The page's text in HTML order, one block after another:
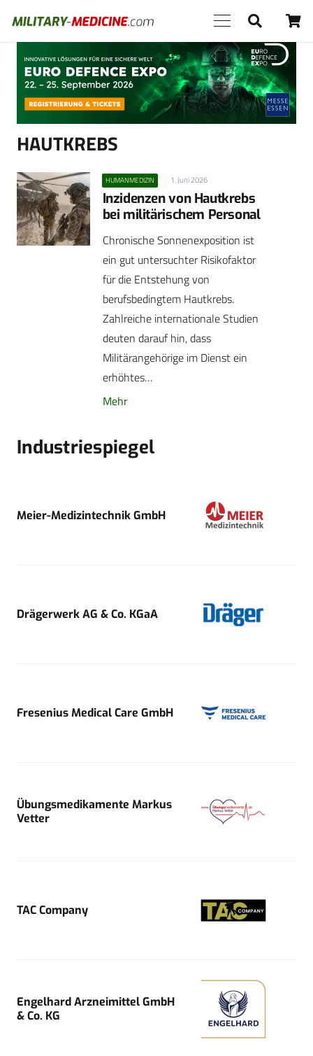
Anzeige
HAUTKREBS
HUMANMEDIZIN 1. Juni 2026
Inzidenzen von Hautkrebs
bei militärischem Personal
Chronische Sonnenexposition ist
ein gut untersuchter Risikofaktor
für die Entstehung von
berufsbedingtem Hautkrebs.
Zahlreiche internationale Studien
deuten darauf hin, dass
Militärangehörige im Dienst ein
erhöhtes…
Mehr
Industriespiegel
Meier-Medizintechnik GmbH
Drägerwerk AG & Co. KGaA
Fresenius Medical Care GmbH
Übungsmedikamente Markus
Vetter
TAC Company
Engelhard Arzneimittel GmbH
& Co. KG